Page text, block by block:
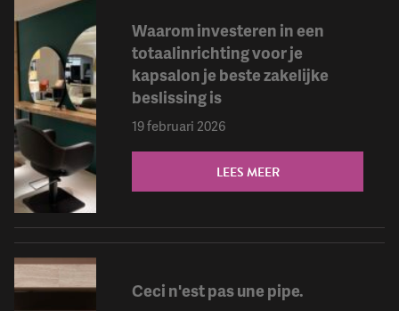
Waarom investeren in een
totaalinrichting voor je
kapsalon je beste zakelijke
beslissing is
19 februari 2026
LEES MEER
Ceci n'est pas une pipe.